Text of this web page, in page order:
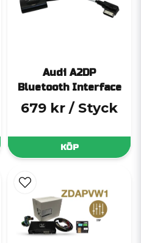
Audi A2DP
Bluetooth Interface
679 kr / Styck
KÖP